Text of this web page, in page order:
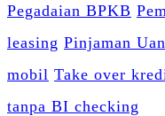
Pegadaian BPKB
leasing Pinjaman
mobil Take over
tanpa BI checking